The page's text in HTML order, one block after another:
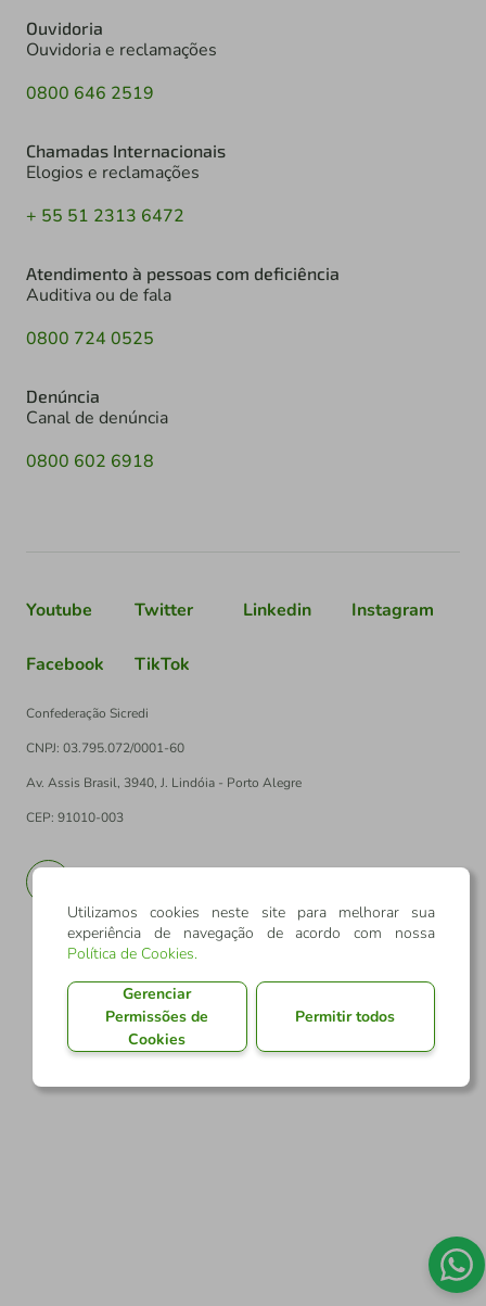
Ouvidoria
Ouvidoria e reclamações
0800 646 2519
Chamadas Internacionais
Elogios e reclamações
+ 55 51 2313 6472
Atendimento à pessoas com deficiência
Auditiva ou de fala
0800 724 0525
Denúncia
Canal de denúncia
0800 602 6918
Youtube Twitter Linkedin Instagram
Facebook TikTok
Confederação Sicredi
CNPJ: 03.795.072/0001-60
Av. Assis Brasil, 3940, J. Lindóia - Porto Alegre
CEP: 91010-003
Utilizamos cookies neste site para melhorar sua
experiência de navegação de acordo com nossa
Política de Cookies.
Gerenciar
Permissões de
Cookies
Permitir todos